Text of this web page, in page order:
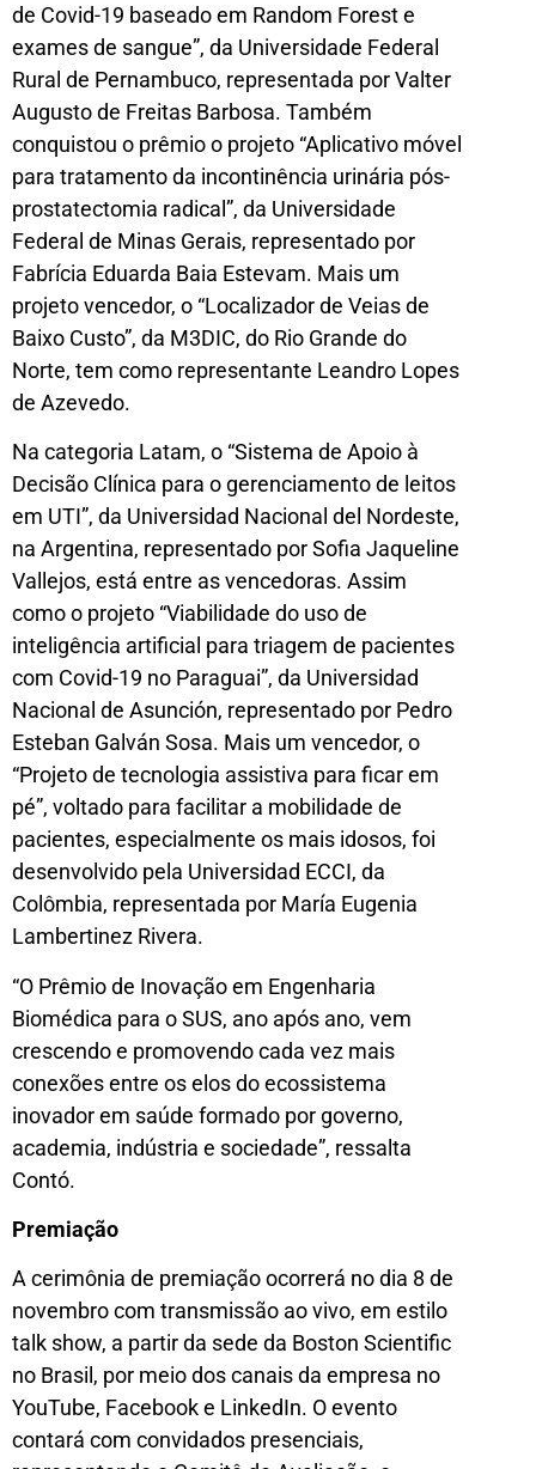
de Covid-19 baseado em Random Forest e
exames de sangue”, da Universidade Federal
Rural de Pernambuco, representada por Valter
Augusto de Freitas Barbosa. Também
conquistou o prêmio o projeto “Aplicativo móvel
para tratamento da incontinência urinária pós-
prostatectomia radical”, da Universidade
Federal de Minas Gerais, representado por
Fabrícia Eduarda Baia Estevam. Mais um
projeto vencedor, o “Localizador de Veias de
Baixo Custo”, da M3DIC, do Rio Grande do
Norte, tem como representante Leandro Lopes
de Azevedo.
Na categoria Latam, o “Sistema de Apoio à
Decisão Clínica para o gerenciamento de leitos
em UTI”, da Universidad Nacional del Nordeste,
na Argentina, representado por Sofia Jaqueline
Vallejos, está entre as vencedoras. Assim
como o projeto “Viabilidade do uso de
inteligência artificial para triagem de pacientes
com Covid-19 no Paraguai”, da Universidad
Nacional de Asunción, representado por Pedro
Esteban Galván Sosa. Mais um vencedor, o
“Projeto de tecnologia assistiva para ficar em
pé”, voltado para facilitar a mobilidade de
pacientes, especialmente os mais idosos, foi
desenvolvido pela Universidad ECCI, da
Colômbia, representada por María Eugenia
Lambertinez Rivera.
“O Prêmio de Inovação em Engenharia
Biomédica para o SUS, ano após ano, vem
crescendo e promovendo cada vez mais
conexões entre os elos do ecossistema
inovador em saúde formado por governo,
academia, indústria e sociedade”, ressalta
Contó.
Premiação
A cerimônia de premiação ocorrerá no dia 8 de
novembro com transmissão ao vivo, em estilo
talk show, a partir da sede da Boston Scientific
no Brasil, por meio dos canais da empresa no
YouTube, Facebook e LinkedIn. O evento
contará com convidados presenciais,